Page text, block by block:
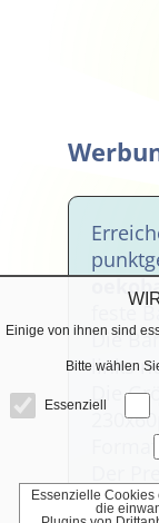
feste
Die
links
Die
Format.
19,90
Einige von ihnen sind
Bitte wählen
Essenziell
Essenzielle
die